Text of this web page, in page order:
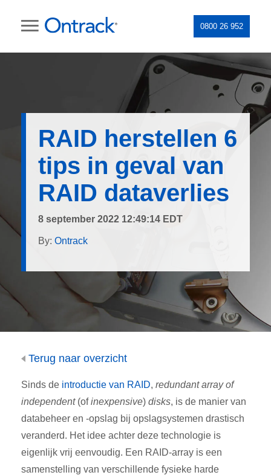
0800 26 952
RAID herstellen 6
tips in geval van
RAID dataverlies
8 september 2022 12:49:14 EDT
By: Ontrack
Terug naar overzicht
Sinds de introductie van RAID, redundant array of
independent(ofinexpensive) disks, is de manier van
databeheer en -opslag bij opslagsystemen drastisch
veranderd. Het idee achter deze technologie is
eigenlijk vrij eenvoudig. Een RAID-array is een
samenstelling van verschillende fysieke harde